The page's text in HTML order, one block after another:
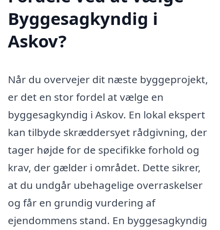
Byggesagkyndig i
Askov?
Når du overvejer dit næste byggeprojekt,
er det en stor fordel at vælge en
byggesagkyndig i Askov. En lokal ekspert
kan tilbyde skræddersyet rådgivning, der
tager højde for de specifikke forhold og
krav, der gælder i området. Dette sikrer,
at du undgår ubehagelige overraskelser
og får en grundig vurdering af
ejendommens stand. En byggesagkyndig